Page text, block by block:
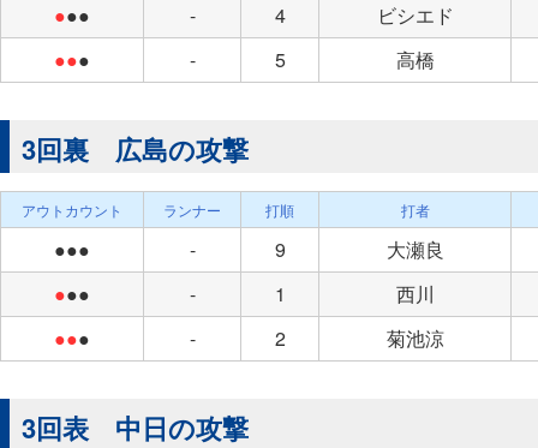
●●● - 4
ビシエド
●●● - 5 高橋
3回裏 広島の攻撃
アウトカウント ランナー 打順 打者
●●● - 9
大瀬良
●●● - 1
西川
●●● - 2 菊池涼
3回表 中日の攻撃